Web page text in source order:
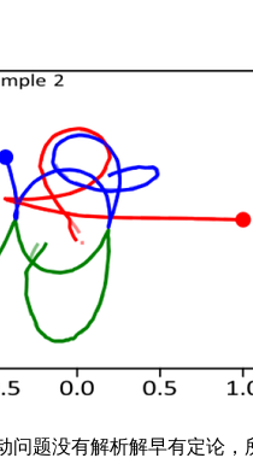
题没有解析解早有定论，